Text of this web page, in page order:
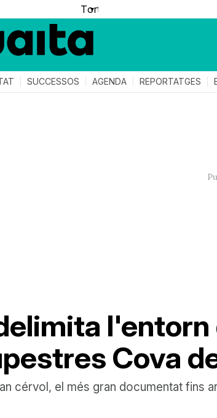
▼
SUCCESSOS AGENDA REPORTATGES
Cova
cérvol, el més gran documentat fins